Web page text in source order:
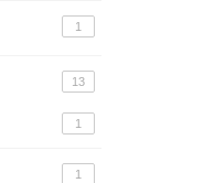
1
13
1
1